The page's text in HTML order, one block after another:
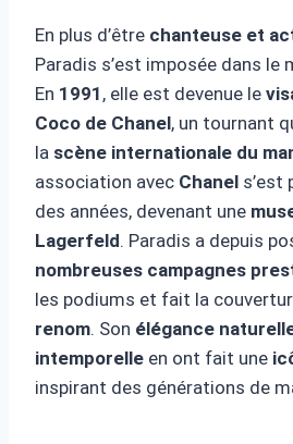
En plus d’être chanteuse et
Paradis s’est imposée dans le
En 1991 , elle est devenue le
Coco de Chanel, un tournant
la scène internationale du
association avec Chanel s’est
des années, devenant une
Lagerfeld. Paradis a depuis
nombreuses campagnes
les podiums et fait la
renom. Son élégance
intemporelle en ont fait une
inspirant des générations de